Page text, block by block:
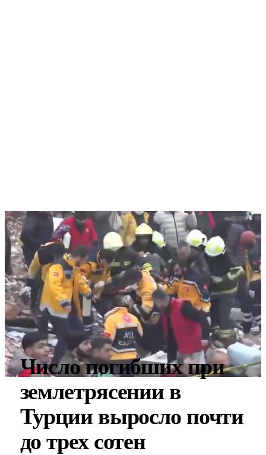
Число погибших при
землетрясении в
Турции выросло почти
до трех сотен